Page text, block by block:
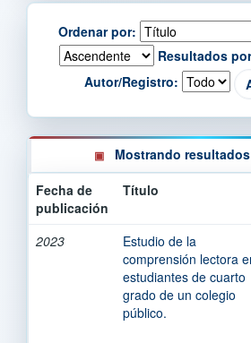
Ordenar por:
Resultados
Autor/Registro:
Mostrando resultados
Fecha de
publicación
Título
2023
Estudio de la
comprensión lectora
estudiantes de cuarto
grado de un colegio
público.